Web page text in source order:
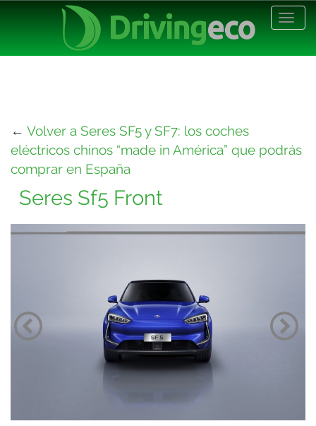
← Volver a Seres SF5 y SF7: los coches
eléctricos chinos “made in América” que podrás
comprar en España
Seres Sf5 Front